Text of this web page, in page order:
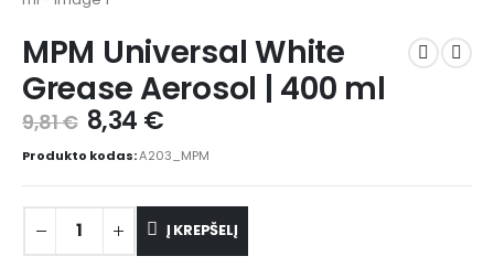
MPM Universal White
Grease Aerosol | 400 ml
9,81€ 8,34 €
Produkto kodas:A203_MPM
Į KREPŠELĮ